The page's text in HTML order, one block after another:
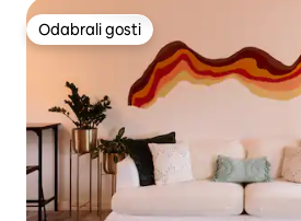
Odabrali gosti
Odabrali gosti